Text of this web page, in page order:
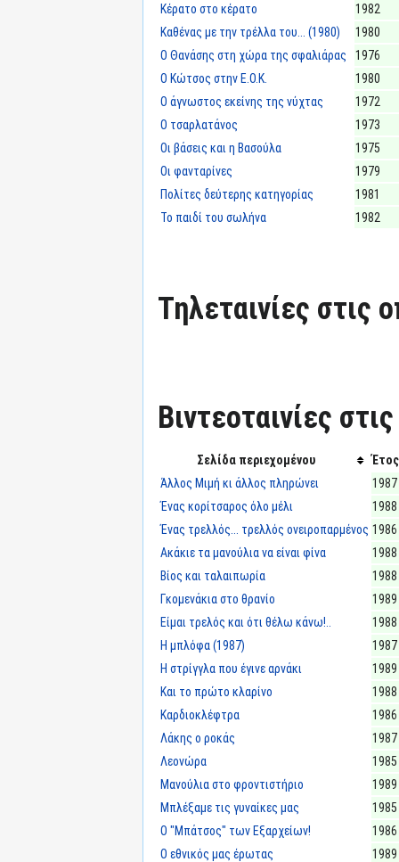
Κέρατο στο κέρατο
1982
Καθένας με την τρέλλα του... (1980)
1980
Ο Θανάσης στη χώρα της σφαλιάρας
1976
Ο Κώτσος στην Ε.Ο.Κ.
1980
Ο άγνωστος εκείνης της νύχτας
1972
Ο τσαρλατάνος
1973
Οι βάσεις και η Βασούλα
1975
Οι φανταρίνες
1979
Πολίτες δεύτερης κατηγορίας
1981
Το παιδί του σωλήνα
1982
Τηλεταινίες στις
Βιντεοταινίες
Σελίδα περιεχομένου
Έτος
Άλλος Μιμή κι άλλος πληρώνει
1987
Ένας κορίτσαρος όλο μέλι
1988
Ένας τρελλός... τρελλός ονειροπαρμένος 1986
Ακάκιε τα μανούλια να είναι φίνα
1988
Βίος και ταλαιπωρία
1988
Γκομενάκια στο θρανίο
1989
Είμαι τρελός και ότι θέλω κάνω!..
1988
Η μπλόφα (1987)
1987
Η στρίγγλα που έγινε αρνάκι
1989
Και το πρώτο κλαρίνο
1988
Καρδιοκλέφτρα
1986
Λάκης ο ροκάς
1987
Λεονώρα
1985
Μανούλια στο φροντιστήριο
1989
Μπλέξαμε τις γυναίκες μας
1985
Ο "Μπάτσος" των Εξαρχείων!
1986
Ο εθνικός μας έρωτας
1989